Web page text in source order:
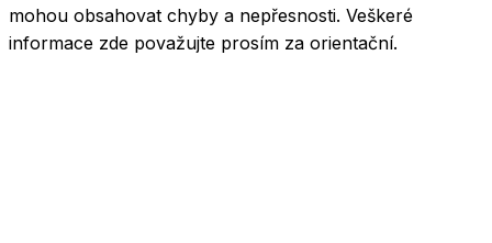
mohou obsahovat chyby a nepřesnosti. Veškeré
informace zde považujte prosím za orientační.